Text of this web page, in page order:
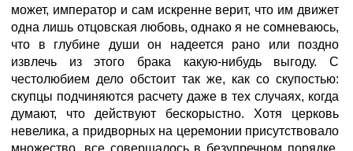
может, император и сам искренне верит, что им движет
одна лишь отцовская любовь, однако я не сомневаюсь,
что в глубине души он надеется рано или поздно
извлечь из этого брака какую-нибудь выгоду. С
честолюбием дело обстоит так же, как со скупостью:
скупцы подчиняются расчету даже в тех случаях, когда
думают, что действуют бескорыстно. Хотя церковь
невелика, а придворных на церемонии присутствовало
множество, все совершалось в безупречном порядке.